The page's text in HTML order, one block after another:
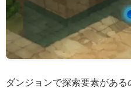
ダンジョンで探索要素があ